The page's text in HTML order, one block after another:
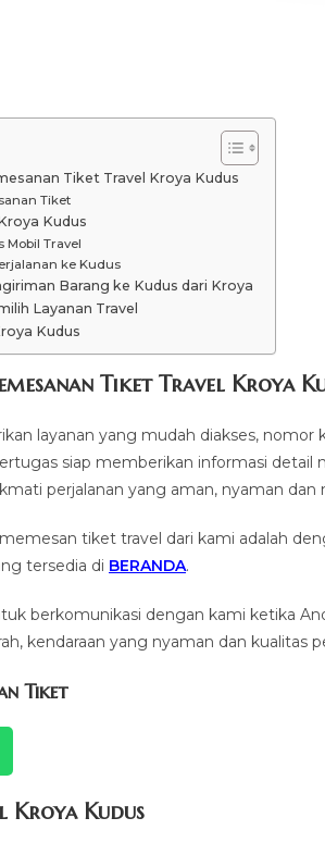
Tiket Travel Kroya Kudus
Tiket
Kudus
Mobil Travel
ke Kudus
Barang ke Kudus dari Kroya
Layanan Travel
Kudus
Tiket Travel Kroya
layanan yang mudah diakses,
siap memberikan informasi detail
perjalanan yang aman, nyaman dan
tiket travel dari kami adalah
tersedia di BERANDA.
berkomunikasi dengan kami ketika
kendaraan yang nyaman dan kualitas
Tiket
Kroya Kudus